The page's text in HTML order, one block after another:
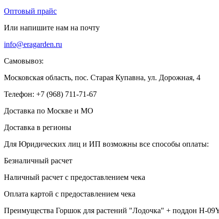
Оптовый прайс
Или напишите нам на почту
info@eragarden.ru
Самовывоз:
Московская область, пос. Старая Купавна, ул. Дорожная, 4
Телефон: +7 (968) 711-71-67
Доставка по Москве и МО
Доставка в регионы
Для Юридических лиц и ИП возможны все способы оплаты:
Безналичный расчет
Наличный расчет с предоставлением чека
Оплата картой с предоставлением чека
Преимущества Горшок для растений "Лодочка" + поддон H-